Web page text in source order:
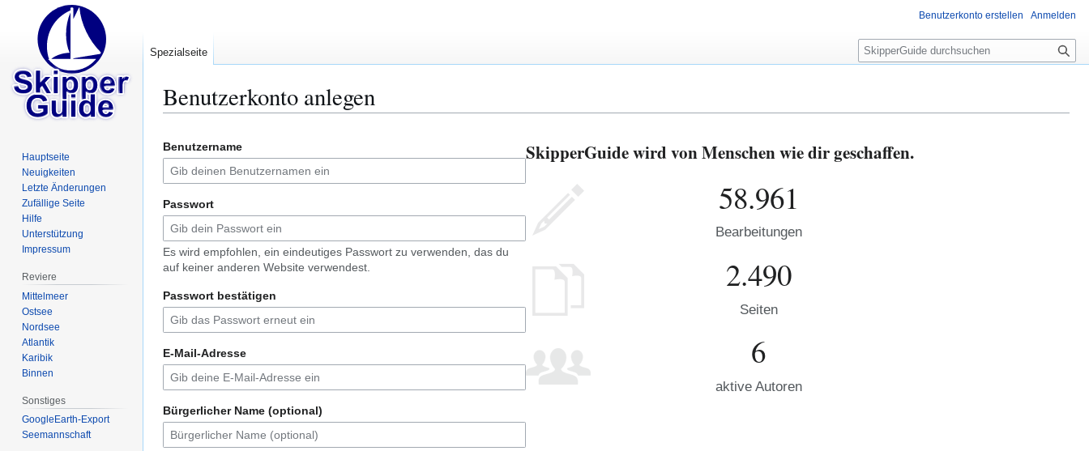
Benutzerkonto anlegen
Navigation
springen
Suche
springen
Benutzername
Passwort
Es wird empfohlen, ein eindeutiges Passwort zu verwenden, das du
auf keiner anderen Website verwendest.
Passwort bestätigen
E-Mail-Adresse
Bürgerlicher Name (optional)
SkipperGuide wird von Menschen wie dir geschaffen.
58.961
Bearbeitungen
2.490
Seiten
6
aktive Autoren
Benutzerkonto erstellen Anmelden
Spezialseite
S
u
e
Hauptseite
Neuigkeiten
Letzte Änderungen
Zufällige Seite
Hilfe
Unterstützung
Impressum
Reviere
Mittelmeer
Ostsee
Nordsee
Atlantik
Karibik
Binnen
Sonstiges
GoogleEarth-Export
Seemannschaft